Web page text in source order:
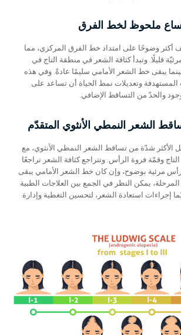
اتّساع ملحوظ لخط الفرق
أكثر وضوحًا على امتداد خط الفرق المركزي، مما
قليلًا. وتبدأ كثافة الشعر في منطقة التاج في
يبقى خط الشعر الأمامي سليمًا عادةً. وفي هذه
المستهدفة وتعديلات نمط الحياة أن تساعد على
والحدّ من التساقط الإضافي.
الشعر النمطي الأنثوي المتقدّم
الأكثر شدّة من تساقط الشعر النمطي الأنثوي، مع
وقمّة فروة الرأس. وتتراجع كثافة الشعر تراجعًا
مرئية بوضوح، وإن كان خط الشعر الأمامي يبقى
يمكن النظر في الجمع بين العلاجات الطبية
إجراءات استعادة الشعر، لتحسين التغطية وإدارة